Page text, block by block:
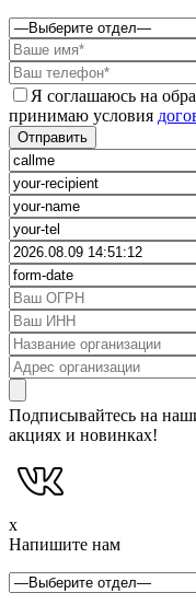
Я соглашаюсь на
принимаю условия
Подписывайтесь на
акциях и новинках!
x
Напишите нам